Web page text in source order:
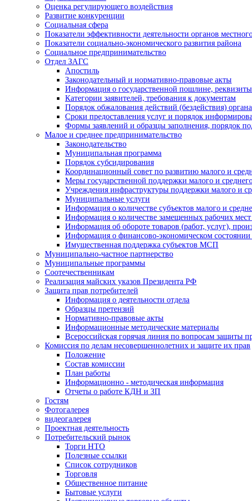
Оценка регулирующего воздействия
Развитие конкуренции
Социальная сфера
Показатели эффективности деятельности органов
Показатели социально-экономического развития района
Социальное предпринимательство
Отдел ЗАГС
Апостиль
Законодательный и нормативно-правовые акты
Информация о государственной пошлине,
Категории заявителей, требования к документам
Порядок обжалования действий (бездействия)
Сроки предоставления услуг и порядок
Формы заявлений и образцы заполнения, порядок
Малое и среднее предпринимательство
Законодательство
Муниципальная программа
Порядок субсидирования
Координационный совет по развитию малого и
Меры государственной поддержки малого и
Учреждения инфраструктуры поддержки малого и
Муниципальные услуги
Информация о количестве субъектов малого и
Информация о количестве замещенных рабочих
Информация об обороте товаров (работ, услуг),
Информация о финансово-экономическом состоянии
Имущественная поддержка субъектов МСП
Муниципально-частное партнерство
Муниципальные программы
Соотечественникам
Реализация майских указов Президента РФ
Защита прав потребителей
Информация о деятельности отдела
Образцы претензий
Нормативно-правовые акты
Информационные методические материалы
Всероссийская горячая линия по вопросам защиты
Комиссия по делам несовершеннолетних и защите их прав
Положение
Состав комиссии
План работы
Информационно - методическая информация
Отчеты о работе КДН и ЗП
Гостям
Фотогалерея
видеогалерея
Проектная деятельность
Потребительский рынок
Торги НТО
Полезные ссылки
Список сотрудников
Торговля
Общественное питание
Бытовые услуги